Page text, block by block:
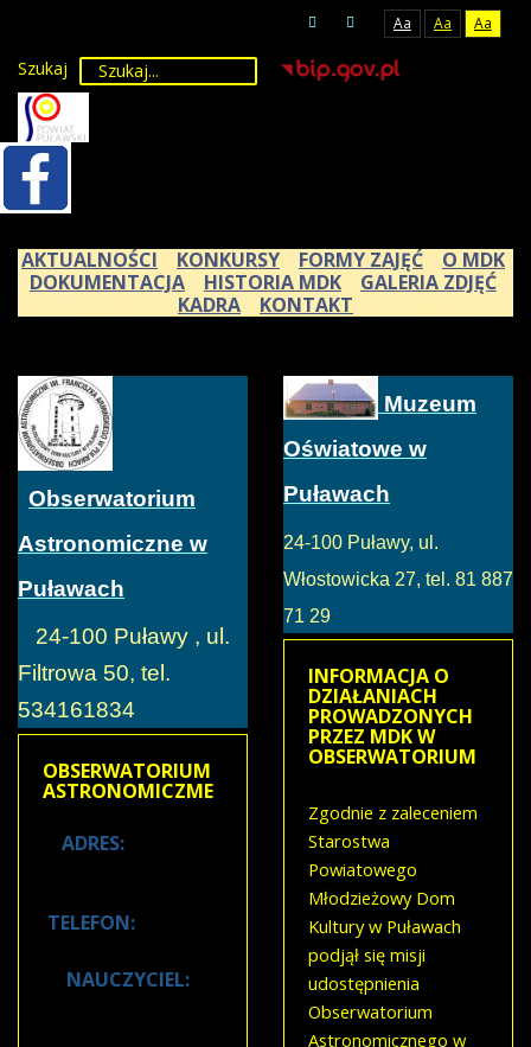
Aa Aa Aa
Szukaj
AKTUALNOŚCI KONKURSY FORMY ZAJĘĆ
O MDK
DOKUMENTACJA
HISTORIA MDK
GALERIA ZDJĘĆ
KADRA
KONTAKT
Obserwatorium
Astronomiczne w
Puławach
24-100 Puławy , ul.
Filtrowa 50, tel.
534161834
OBSERWATORIUM
ASTRONOMICZME
ADRES:
TELEFON:
NAUCZYCIEL:
Muzeum
Oświatowe w
Puławach
24-100 Puławy, ul.
Włostowicka 27, tel. 81 887
71 29
INFORMACJA O
DZIAŁANIACH
PROWADZONYCH
PRZEZ MDK W
OBSERWATORIUM
Zgodnie z zaleceniem
Starostwa
Powiatowego
Młodzieżowy Dom
Kultury w Puławach
podjął się misji
udostępnienia
Obserwatorium
Astronomicznego w